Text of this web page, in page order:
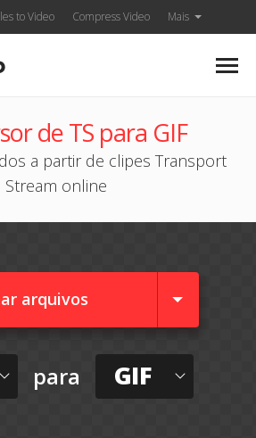
to Video Compress Video Mais
de TS para GIF
a partir de clipes Transport
Stream online
arquivos
para GIF